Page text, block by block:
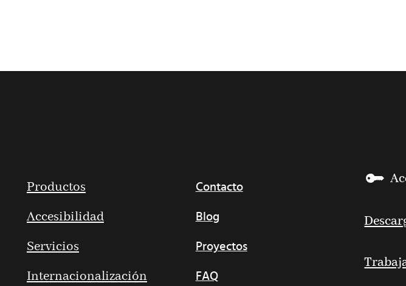
Productos
Accesibilidad
Servicios
Internacionalización
Contacto
Blog
Proyectos
FAQ